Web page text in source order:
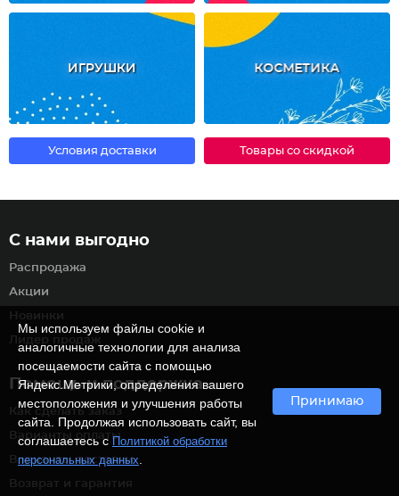
ИГРУШКИ КОСМЕТИКА
Условия доставки Товары со скидкой
Помощь и поддержка
Как сделать заказ
Варианты оплаты
Варианты доставки
Возврат и гарантия
С нами выгодно
Распродажа
Акции
Новинки
Лидер продаж
Мы используем файлы cookie и
аналогичные технологии для анализа
посещаемости сайта с помощью
Яндекс.Метрики, определения вашего
местоположения и улучшения работы
сайта. Продолжая использовать сайт, вы
соглашаетесь с Политикой обработки
персональных данных
Принимаю